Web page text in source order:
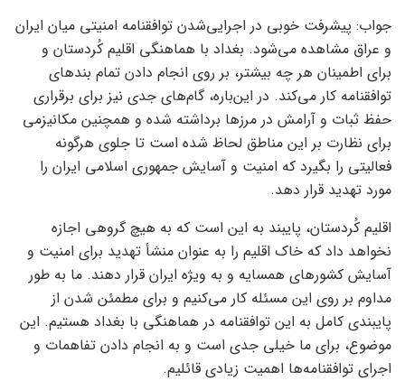
جواب: پیشرفت خوبی در اجرایی‌شدن توافقنامه امنیتی میان ایران
و عراق مشاهده می‌شود. بغداد با هماهنگی اقلیم کُردستان و
برای اطمینان هر چه بیشتر، بر روی انجام دادن تمام بندهای
توافقنامه کار می‌کند. در این‌باره، گام‌های جدی نیز برای برقراری
حفظ ثبات و آرامش در مرزها برداشته شده و همچنین مکانیزمی
برای نظارت بر این مناطق لحاظ شده است تا جلوی هرگونه
فعالیتی را بگیرد که امنیت و آسایش جمهوری اسلامی ایران را
مورد تهدید قرار دهد.
اقلیم کُردستان، پایبند به این‌ است که به هیچ گروهی اجازه
نخواهد داد که خاک اقلیم را به عنوان منشأ تهدید برای امنیت و
آسایش کشورهای همسایه و به ویژه ایران قرار دهند. ما به طور
مداوم بر روی این مسئله کار می‌کنیم و برای مطمئن شدن از
پایبندی کامل به این توافقنامه در هماهنگی با بغداد هستیم. این
موضوع، برای ما خیلی جدی است و به انجام دادن تفاهمات و
اجرای توافقنامه‌ها اهمیت زیادی قائلیم.